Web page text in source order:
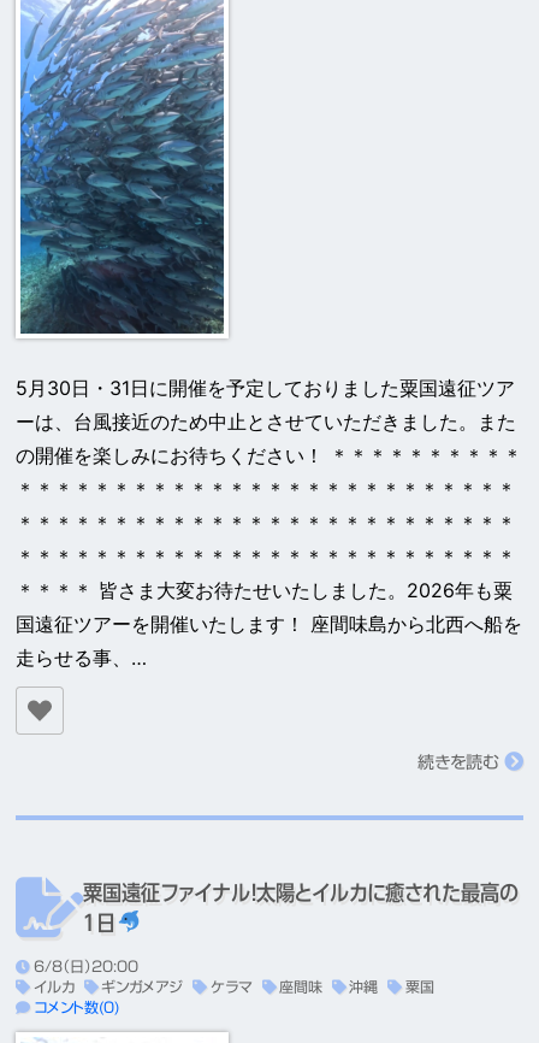
5月30日・31日に開催を予定しておりました粟国遠征ツア
ーは、台風接近のため中止とさせていただきました。また
の開催を楽しみにお待ちください！ ＊＊＊＊＊＊＊＊＊＊
＊＊＊＊＊＊＊＊＊＊＊＊＊＊＊＊＊＊＊＊＊＊＊＊＊＊
＊＊＊＊＊＊＊＊＊＊＊＊＊＊＊＊＊＊＊＊＊＊＊＊＊＊
＊＊＊＊＊＊＊＊＊＊＊＊＊＊＊＊＊＊＊＊＊＊＊＊＊＊
＊＊＊＊ 皆さま大変お待たせいたしました。2026年も粟
国遠征ツアーを開催いたします！ 座間味島から北西へ船を
走らせる事、…
続きを読む
粟国遠征ファイナル！太陽とイルカに癒された最高の
１日
6/8（日）20:00
イルカ
ギンガメアジ ケラマ 座間味 沖縄
粟国
コメント数(0)